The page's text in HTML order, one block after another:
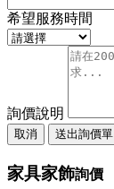
希望服務時間
詢價說明
取消 送出詢價單
家具家飾詢價